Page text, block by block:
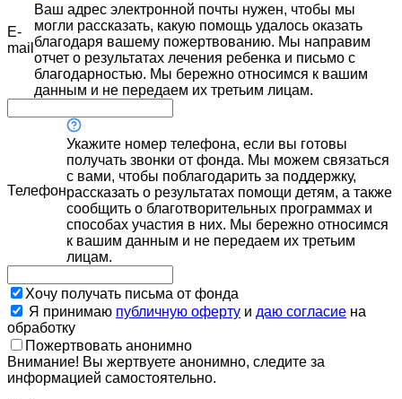
E-
mail
Ваш адрес электронной почты нужен, чтобы мы
могли рассказать, какую помощь удалось оказать
благодаря вашему пожертвованию. Мы направим
отчет о результатах лечения ребенка и письмо с
благодарностью. Мы бережно относимся к вашим
данным и не передаем их третьим лицам.
Телефон
Укажите номер телефона, если вы готовы
получать звонки от фонда. Мы можем связаться
с вами, чтобы поблагодарить за поддержку,
рассказать о результатах помощи детям, а также
сообщить о благотворительных программах и
способах участия в них. Мы бережно относимся
к вашим данным и не передаем их третьим
лицам.
Хочу получать письма от фонда
Я принимаю публичную оферту и даю согласие на
обработку
Пожертвовать анонимно
Внимание! Вы жертвуете анонимно, следите за
информацией самостоятельно.